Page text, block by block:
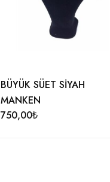
BÜYÜK SÜET SİYAH
MANKEN
750,00₺